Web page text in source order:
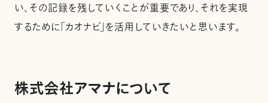
い、その記録を残していくことが重要であり、それを実現
するために「カオナビ」を活用していきたいと思います。
株式会社アマナについて